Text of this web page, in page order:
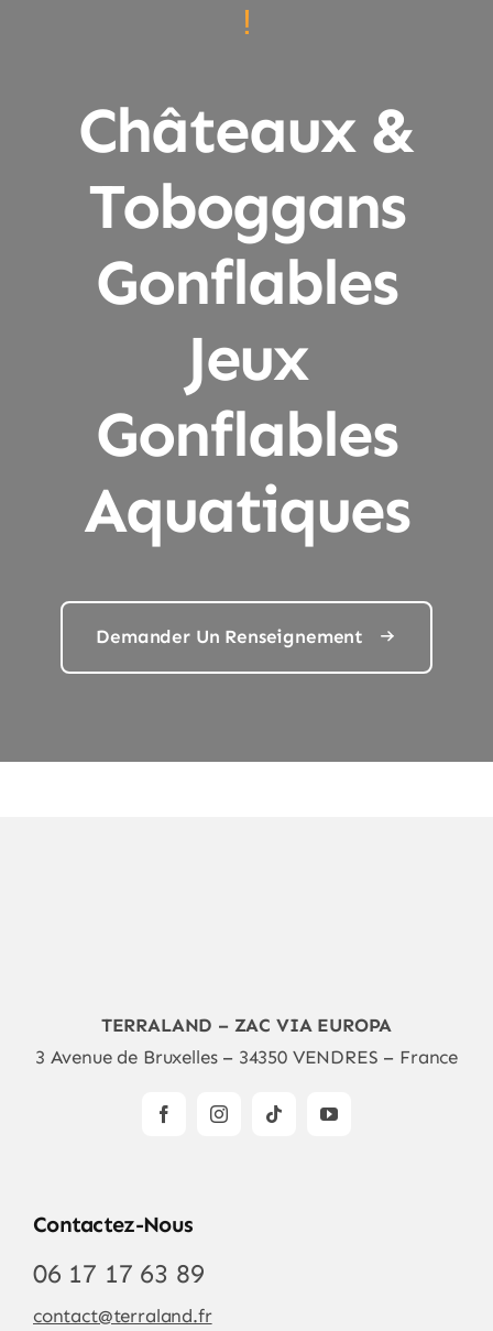
!
Châteaux &
Toboggans
Gonflables
Jeux
Gonflables
Aquatiques
Demander Un Renseignement
TERRALAND – ZAC VIA EUROPA
3 Avenue de Bruxelles – 34350 VENDRES – France
Contactez-Nous
06 17 17 63 89
contact@terraland.fr